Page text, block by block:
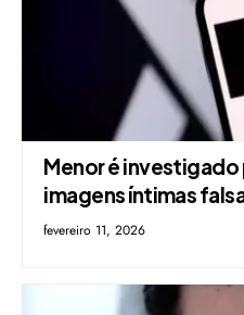
Menor é investigado
imagens íntimas
fevereiro 11, 2026